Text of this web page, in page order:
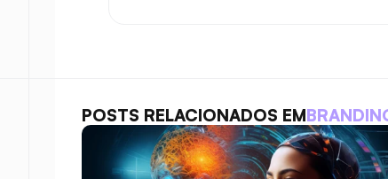
POSTS RELACIONADOS EM